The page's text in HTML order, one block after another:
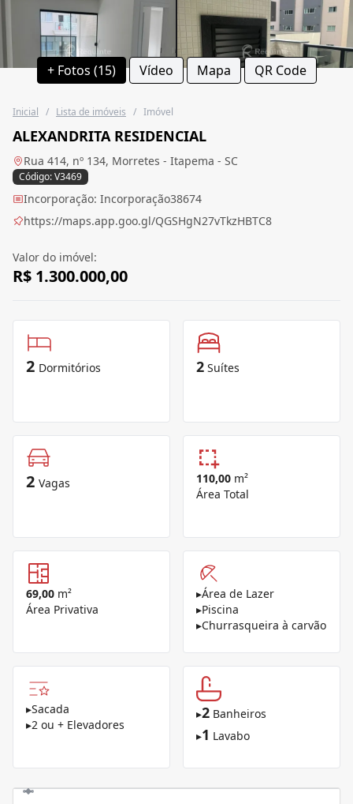
+ Fotos (15) Vídeo Mapa QR Code
Inicial / Lista de imóveis / Imóvel
ALEXANDRITA RESIDENCIAL
Rua 414, nº 134, Morretes - Itapema - SC
Código: V3469
Incorporação: Incorporação38674
https://maps.app.goo.gl/QGSHgN27vTkzHBTC8
Valor do imóvel:
R$ 1.300.000,00
2 Dormitórios 2 Suítes
2 Vagas 110,00 m²
Área Total
69,00 m²
Área Privativa
▸Área de Lazer
▸Piscina
▸Churrasqueira à carvão
▸Sacada
▸2 ou + Elevadores
▸2 Banheiros
▸1 Lavabo